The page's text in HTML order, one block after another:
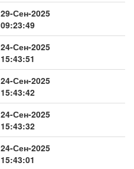
29-Сен-2025
09:23:49
24-Сен-2025
15:43:51
24-Сен-2025
15:43:42
24-Сен-2025
15:43:32
24-Сен-2025
15:43:01